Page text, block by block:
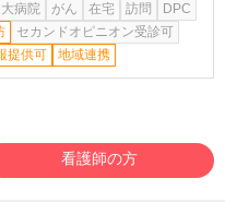
大病院 がん 在宅 訪問
DPC
セカンドオピニオン受診可
提供可
地域連携
看護師の方